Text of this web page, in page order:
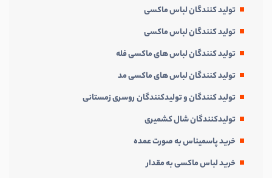
تولید کنندگان لباس ماکسی
تولید کنندگان لباس ماکسی
تولید کنندگان لباس های ماکسی فله
تولید کنندگان لباس های ماکسی مد
تولید کنندگان و تولیدکنندگان روسری زمستانی
تولیدکنندگان شال کشمیری
خرید پاسمیناس به صورت عمده
خرید لباس ماکسی به مقدار